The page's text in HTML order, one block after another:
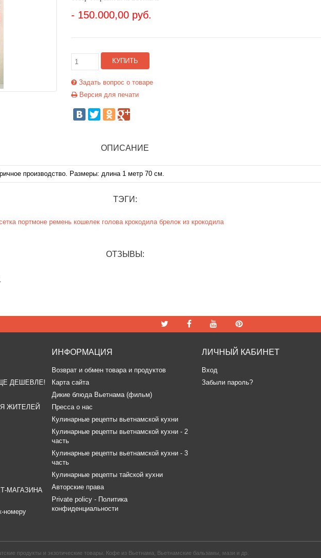
- 150.000,00 руб.
КУПИТЬ
Задать вопрос о товаре
Версия для печати
ОПИСАНИЕ
производство. Размеры: длина 1 метр 70 см.
ТЭГИ:
портмоне ремень кошелек голова крокодила брелок из крокодила
ОТЗЫВЫ:
ДЕШЕВЛЕ!
ЖИТЕЛЕЙ
МАГАЗИНА
номеру
ИНФОРМАЦИЯ
Возврат и обмен товара и продуктов
Карта сайта
Дикие блюда Вьетнама (фильм)
Пресса о нас
Кулинарные рецепты вьетнамской кухни
Кулинарные рецепты вьетнамской кухни - 2
часть
Кулинарные рецепты вьетнамской кухни - 3
часть
Кулинарные рецепты тайской кухни
Авторские права
Private policy - Политика
конфиденциальности
ЛИЧНЫЙ КАБИНЕТ
Вход
Забыли пароль?
продукты и экзотические товары. Кофе из Вьетнама, Вьетнамские бальзамы, мази и др.